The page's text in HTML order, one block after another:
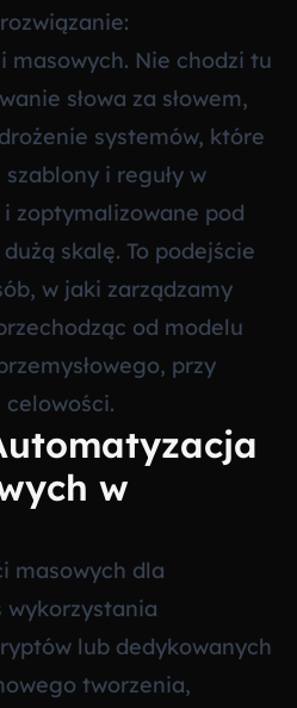
Nie chodzi tu
słowa za słowem,
systemów, które
i reguły w
zoptymalizowane pod
skalę. To podejście
w jaki zarządzamy
od modelu
przy
w
masowych dla
wykorzystania
lub dedykowanych
tworzenia,